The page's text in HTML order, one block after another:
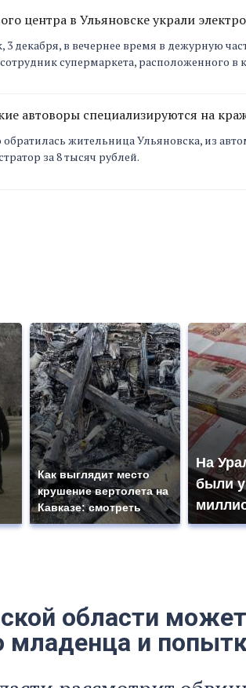
центра в Ульяновске украли
3 декабря, в вечернее время в дежурную
супермаркета, расположенного в
автоворы специализируются на
жительница Ульяновска, из
за 8 тысяч рублей.
Как выглядит место
крушение вертолета на
Кавказе: смотреть
На
были
области
младенца и